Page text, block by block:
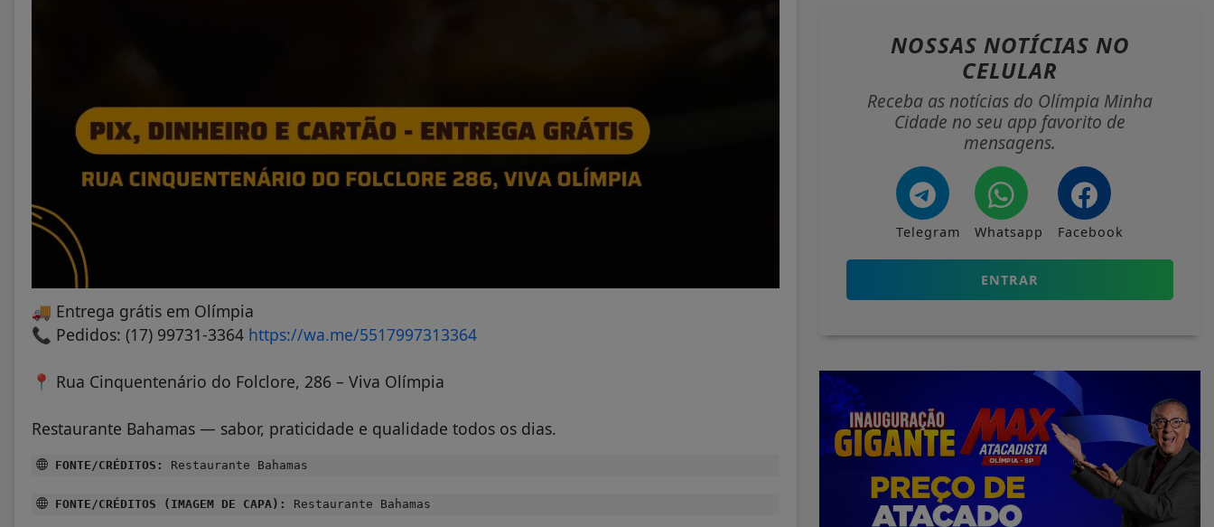
🚚 Entrega grátis em Olímpia
📞 Pedidos: (17) 99731-3364 https://wa.me/5517997313364
📍 Rua Cinquentenário do Folclore, 286 – Viva Olímpia
Restaurante Bahamas — sabor, praticidade e qualidade todos os dias.
FONTE/CRÉDITOS: Restaurante Bahamas
FONTE/CRÉDITOS (IMAGEM DE CAPA): Restaurante Bahamas
NOSSAS NOTÍCIAS NO
CELULAR
Receba as notícias do Olímpia Minha
Cidade no seu app favorito de
mensagens.
Telegram Whatsapp Facebook
ENTRAR